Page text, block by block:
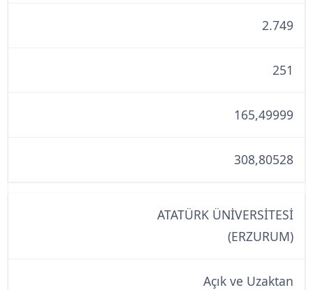
2.749
251
165,49999
308,80528
ATATÜRK ÜNİVERSİTESİ
(ERZURUM)
Açık ve Uzaktan